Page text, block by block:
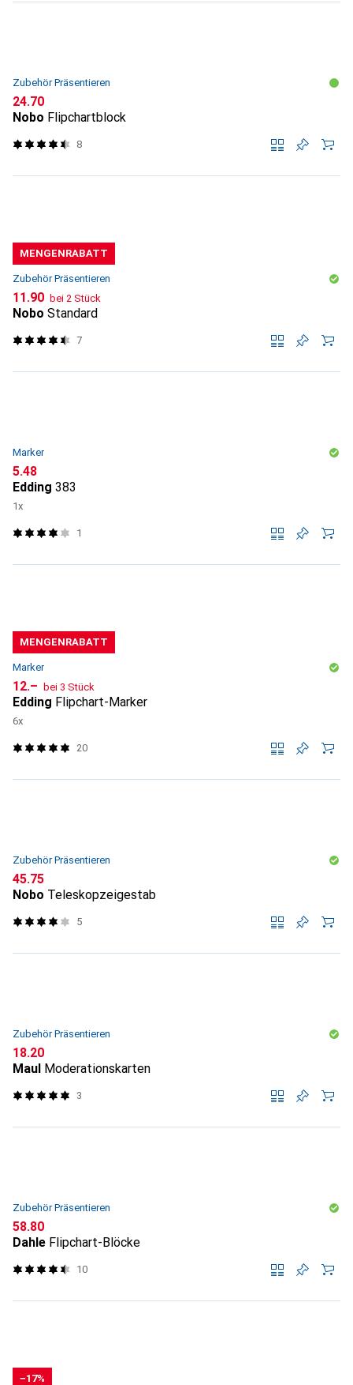
Zubehör Präsentieren
CHF
24.70
Nobo Flipchartblock
8
MENGENRABATT
Zubehör Präsentieren
CHF
11.90 bei 2 Stück
Nobo Standard
7
Marker
CHF
5.48
Edding 383
1x
1
MENGENRABATT
Marker
CHF
12.– bei 3 Stück
Edding Flipchart-Marker
6x
20
Zubehör Präsentieren
CHF
45.75
Nobo Teleskopzeigestab
5
Zubehör Präsentieren
CHF
18.20
Maul Moderationskarten
3
Zubehör Präsentieren
CHF
58.80
Dahle Flipchart-Blöcke
10
−17%